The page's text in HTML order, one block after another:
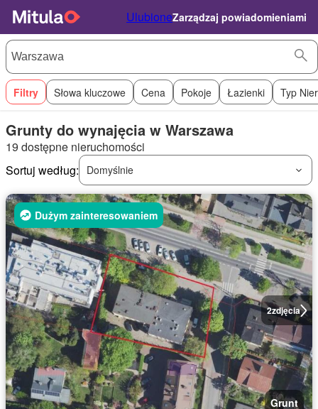
UlubioneZarządzaj powiadomieniami
Filtry Słowa kluczowe Cena Pokoje Łazienki Typ
Grunty do wynajęcia w Warszawa
19 dostępne nieruchomości
Sortuj według:
Domyślnie
2zdjęcia
Dużym zainteresowaniem
Grunt